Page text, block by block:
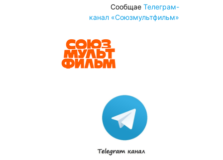
Сообщае Телеграм-
канал «Союзмультфильм»